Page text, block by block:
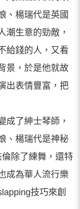
、楊瑞代是英國
潮生意的勁敵，
給錢的人，又看
景，於是他就故
出表情豐富，把
成了紳士琴師，
、楊瑞代是神秘
除了練舞，還特
成為華人流行樂
技巧來創